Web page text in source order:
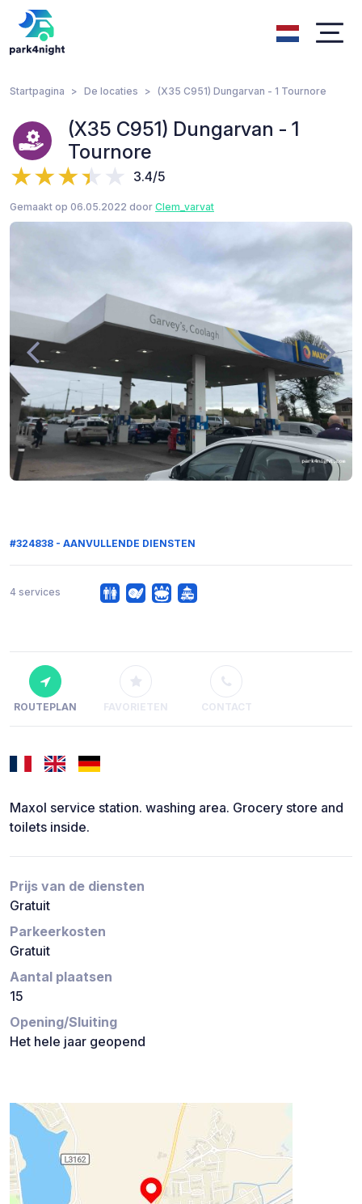
Startpagina De locaties (X35 C951) Dungarvan - 1 Tournore
(X35 C951) Dungarvan - 1
Tournore
3.4/5
Gemaakt op 06.05.2022 door Clem_varvat
#324838 - AANVULLENDE DIENSTEN
4 services
ROUTEPLAN FAVORIETEN CONTACT
Maxol service station. washing area. Grocery store and
toilets inside.
Prijs van de diensten
Gratuit
Parkeerkosten
Gratuit
Aantal plaatsen
15
Opening/Sluiting
Het hele jaar geopend